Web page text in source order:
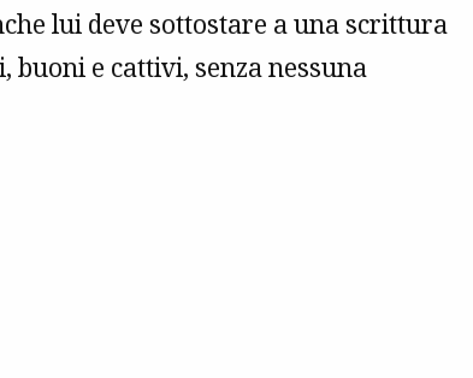
lui deve sottostare a una scrittura
buoni e cattivi, senza nessuna